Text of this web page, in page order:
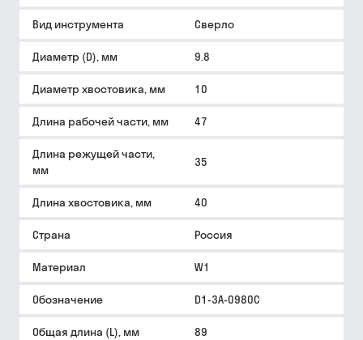
Вид инструмента Сверло
Диаметр (D), мм 9.8
Диаметр хвостовика, мм 10
Длина рабочей части, мм 47
Длина режущей части,
мм
35
Длина хвостовика, мм 40
Страна Россия
Материал W1
Обозначение D1-3A-0980C
Общая длина (L), мм 89